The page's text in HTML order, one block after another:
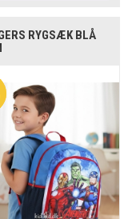
RYGSÆK BLÅ